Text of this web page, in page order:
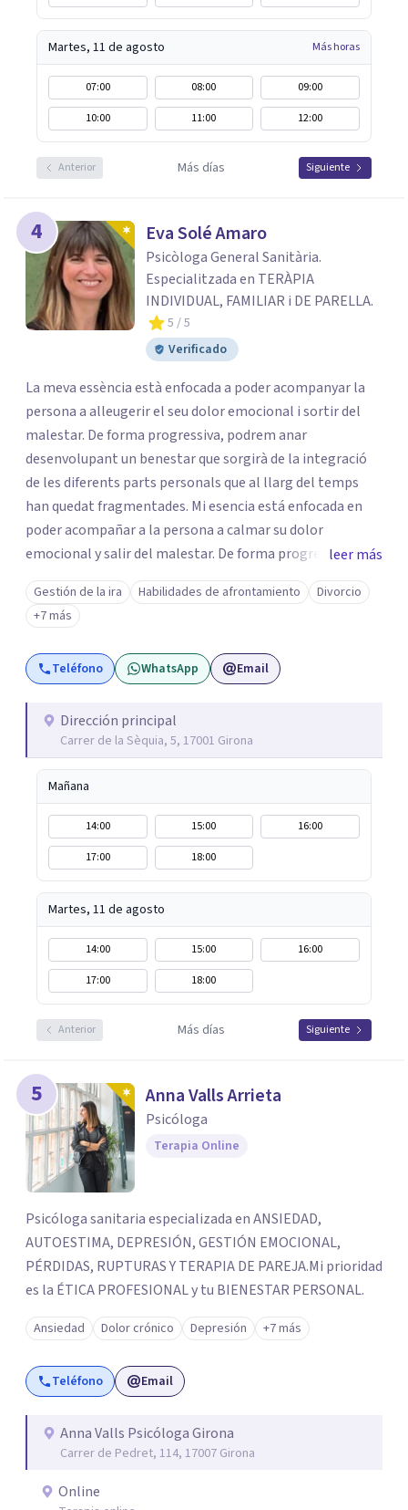
Martes, 11 de agosto Más horas
07:00 08:00
09:00
10:00
11:00 12:00
Anterior Más días Siguiente
4 Eva Solé Amaro
Psicòloga General Sanitària.
Especialitzada en TERÀPIA
INDIVIDUAL, FAMILIAR i DE PARELLA.
5 / 5
Verificado
La meva essència està enfocada a poder acompanyar la
persona a alleugerir el seu dolor emocional i sortir del
malestar. De forma progressiva, podrem anar
desenvolupant un benestar que sorgirà de la integració
de les diferents parts personals que al llarg del temps
han quedat fragmentades. Mi esencia está enfocada en
poder acompañar a la persona a calmar su dolor
emocional y salir del malestar. De forma progresiva,
podremos ir desarrollando un bienestar que surgirá de la
integración de las diferentes partes de la persona que a lo
largo del tiempo han quedado fragmentadas.
leer más
Gestión de la ira Habilidades de afrontamiento
Divorcio
+7 más
Teléfono WhatsApp Email
Dirección principal
Carrer de la Sèquia, 5, 17001 Girona
Mañana
14:00 15:00
16:00
17:00
18:00
Martes, 11 de agosto
14:00 15:00
16:00
17:00
18:00
Anterior Más días Siguiente
5 Anna Valls Arrieta
Psicóloga
Terapia Online
Psicóloga sanitaria especializada en ANSIEDAD,
AUTOESTIMA, DEPRESIÓN, GESTIÓN EMOCIONAL,
PÉRDIDAS, RUPTURAS Y TERAPIA DE PAREJA. ​Mi prioridad
es la ÉTICA PROFESIONAL y tu BIENESTAR PERSONAL.
Ansiedad Dolor crónico Depresión +7 más
Teléfono Email
Anna Valls Psicóloga Girona
Carrer de Pedret, 114, 17007 Girona
Online